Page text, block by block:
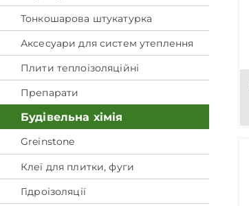
Тонкошарова штукатурка
Аксесуари для систем утеплення
Плити теплоізоляційні
Препарати
Будівельна хімія
Greinstone
Клеї для плитки, фуги
Гідроізоляції